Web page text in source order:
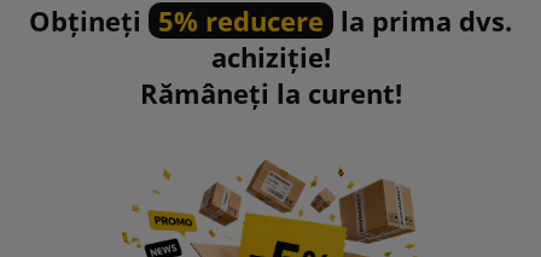
Obțineți 5% reducere la prima dvs.
achiziție!
Rămâneți la curent!